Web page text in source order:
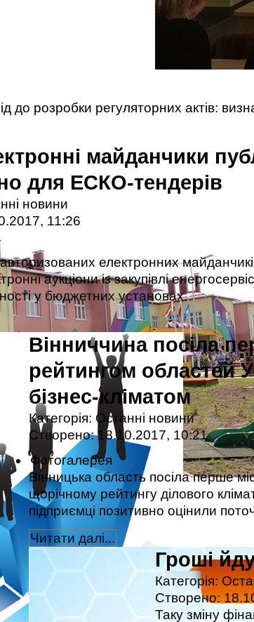
до розробки регуляторних актів:
майданчики
для ЕСКО-тендерів
новини
11:26
електронних
аукціони із закупівлі
у бюджетних установах.
Вінниччина посіла
рейтингом областей
бізнес-кліматом
Категорія: Останні новини
Створено: 18.10.2017, 10:21
Фотогалерея
Вінницька область посіла перше
щорічному рейтингу ділового
підприємці позитивно оцінили
Читати далі...
Гроші
Категорія:
Створено:
Таку зміну